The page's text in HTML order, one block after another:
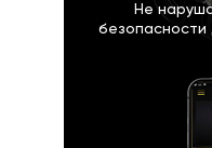
Не
безопасности